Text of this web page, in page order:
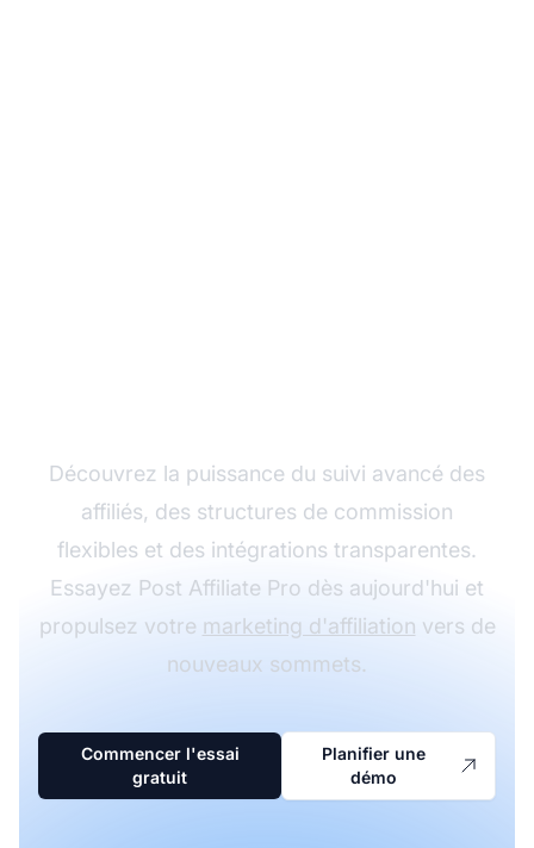
Découvrez la puissance du suivi avancé des
affiliés, des structures de commission
flexibles et des intégrations transparentes.
Essayez Post Affiliate Pro dès aujourd'hui et
propulsez votre marketing d'affiliation vers de
nouveaux sommets.
Commencer l'essai
gratuit
Planifier une
démo